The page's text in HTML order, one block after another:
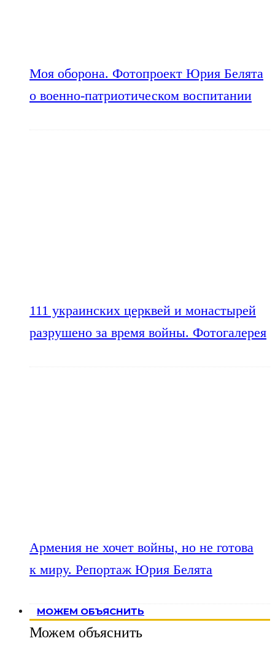
Моя оборона. Фотопроект Юрия Белята
о военно-патриотическом воспитании
111 украинских церквей и монастырей
разрушено за время войны. Фотогалерея
Армения не хочет войны, но не готова
к миру. Репортаж Юрия Белята
МОЖЕМ ОБЪЯСНИТЬ
Можем объяснить